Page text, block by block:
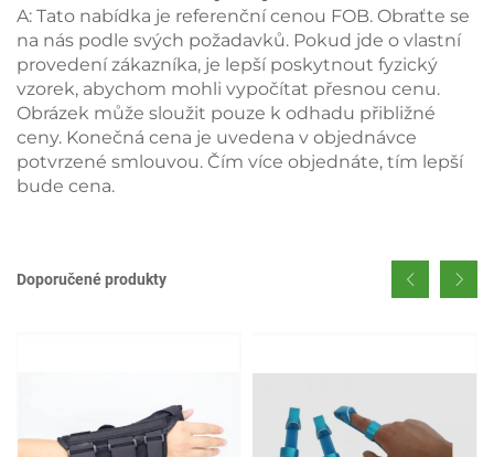
A: Tato nabídka je referenční cenou FOB. Obraťte se
na nás podle svých požadavků. Pokud jde o vlastní
provedení zákazníka, je lepší poskytnout fyzický
vzorek, abychom mohli vypočítat přesnou cenu.
Obrázek může sloužit pouze k odhadu přibližné
ceny. Konečná cena je uvedena v objednávce
potvrzené smlouvou. Čím více objednáte, tím lepší
bude cena.
Doporučené produkty